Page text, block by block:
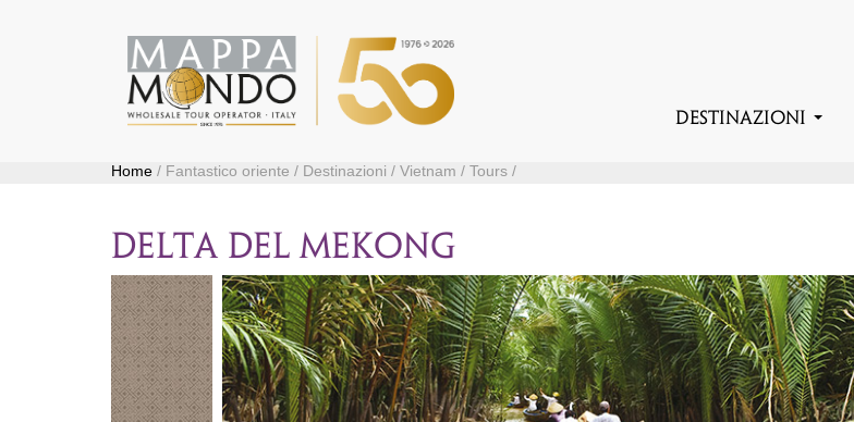
DESTINAZIONI
Home / Fantastico oriente / Destinazioni / Vietnam / Tours /
DELTA DEL MEKONG
Precedente